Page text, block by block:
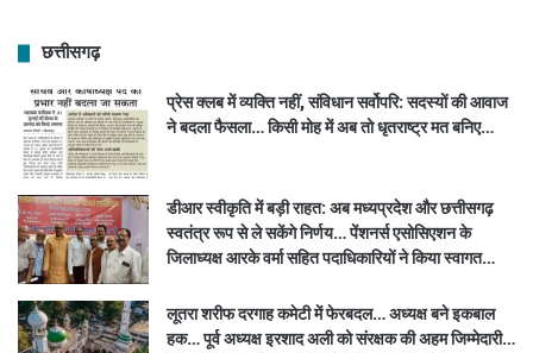
छत्तीसगढ़
प्रेस क्लब में व्यक्ति नहीं, संविधान सर्वोपरि: सदस्यों की आवाज
ने बदला फैसला… किसी मोह में अब तो धृतराष्ट्र मत बनिए…
डीआर स्वीकृति में बड़ी राहत: अब मध्यप्रदेश और छत्तीसगढ़
स्वतंत्र रूप से ले सकेंगे निर्णय… पेंशनर्स एसोसिएशन के
जिलाध्यक्ष आरके वर्मा सहित पदाधिकारियों ने किया स्वागत…
लूतरा शरीफ दरगाह कमेटी में फेरबदल… अध्यक्ष बने इकबाल
हक… पूर्व अध्यक्ष इरशाद अली को संरक्षक की अहम जिम्मेदारी…